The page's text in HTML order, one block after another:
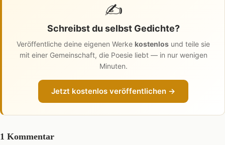
✍️
Schreibst du selbst Gedichte?
Veröffentliche deine eigenen Werke kostenlos und teile sie
mit einer Gemeinschaft, die Poesie liebt — in nur wenigen
Minuten.
Jetzt kostenlos veröffentlichen →
1 Kommentar